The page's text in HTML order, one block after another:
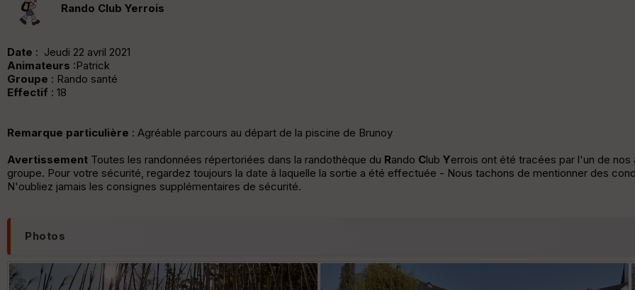
Rando Club Yerrois
Date : Jeudi 22 avril 2021
Animateurs :Patrick
Groupe : Rando santé
Effectif : 18
Remarque particulière : Agréable parcours au départ de la piscine de Brunoy
Avertissement Toutes les randonnées répertoriées dans la randothèque du Rando Club Yerrois ont été tracées par l'un de
groupe. Pour votre sécurité, regardez toujours la date à laquelle la sortie a été effectuée - Nous tachons de mentionner des
N'oubliez jamais les consignes supplémentaires de sécurité.
Photos